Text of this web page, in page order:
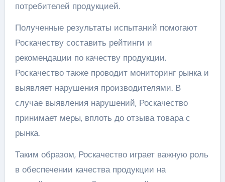
потребителей продукцией.
Полученные результаты испытаний помогают
Роскачеству составить рейтинги и
рекомендации по качеству продукции.
Роскачество также проводит мониторинг рынка и
выявляет нарушения производителями. В
случае выявления нарушений, Роскачество
принимает меры, вплоть до отзыва товара с
рынка.
Таким образом, Роскачество играет важную роль
в обеспечении качества продукции на